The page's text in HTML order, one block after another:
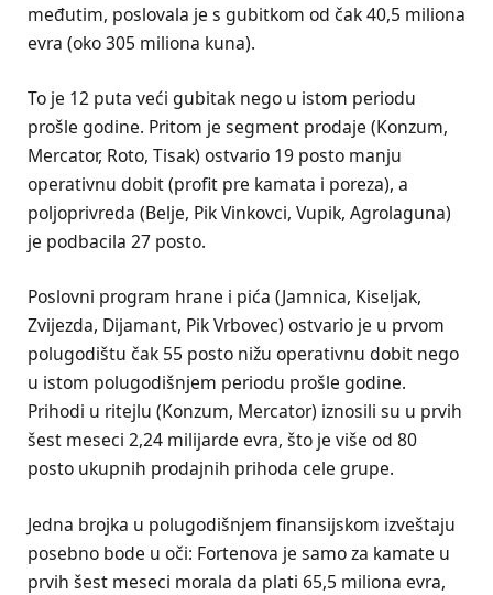
međutim, poslovala je s gubitkom od čak 40,5 miliona
evra (oko 305 miliona kuna).
To je 12 puta veći gubitak nego u istom periodu
prošle godine. Pritom je segment prodaje (Konzum,
Mercator, Roto, Tisak) ostvario 19 posto manju
operativnu dobit (profit pre kamata i poreza), a
poljoprivreda (Belje, Pik Vinkovci, Vupik, Agrolaguna)
je podbacila 27 posto.
Poslovni program hrane i pića (Jamnica, Kiseljak,
Zvijezda, Dijamant, Pik Vrbovec) ostvario je u prvom
polugodištu čak 55 posto nižu operativnu dobit nego
u istom polugodišnjem periodu prošle godine.
Prihodi u ritejlu (Konzum, Mercator) iznosili su u prvih
šest meseci 2,24 milijarde evra, što je više od 80
posto ukupnih prodajnih prihoda cele grupe.
Jedna brojka u polugodišnjem finansijskom izveštaju
posebno bode u oči: Fortenova je samo za kamate u
prvih šest meseci morala da plati 65,5 miliona evra,